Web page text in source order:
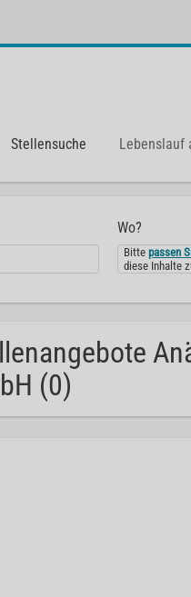
Stellensuche Lebenslauf
Wo?
Bittepassen
diese Inhalte
(0)